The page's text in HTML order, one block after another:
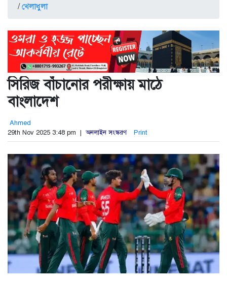
/খেলাধুলা
সিরিজ বাঁচানোর পরীক্ষায় মাঠে
বাংলাদেশ
Ahmed
29th Nov 2025 3:48 pm | অনলাইন সংস্করণ Print